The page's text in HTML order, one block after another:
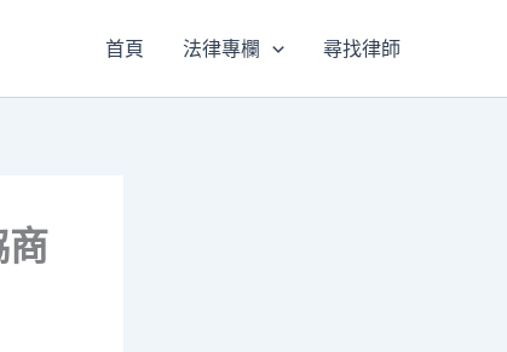
首頁 法律專欄 尋找律師
商